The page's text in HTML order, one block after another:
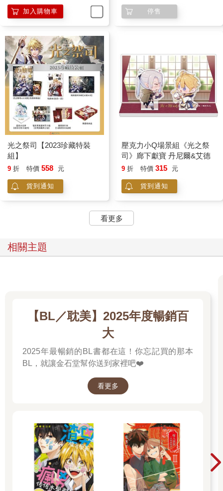
加入購物車 停售
光之祭司【2023珍藏特裝
組】
9 折 特價 558 元
貨到通知
壓克力小Q場景組《光之祭
司》廊下獻寶 丹尼爾&艾德
9 折 特價 315 元
貨到通知
看更多
相關主題
【BL／耽美】2025年度暢銷百
大
2025年最暢銷的BL書都在這！你忘記買的那本
BL，就讓金石堂幫你送到家裡吧❤️
看更多